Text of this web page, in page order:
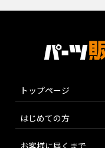
トップページ
はじめての方